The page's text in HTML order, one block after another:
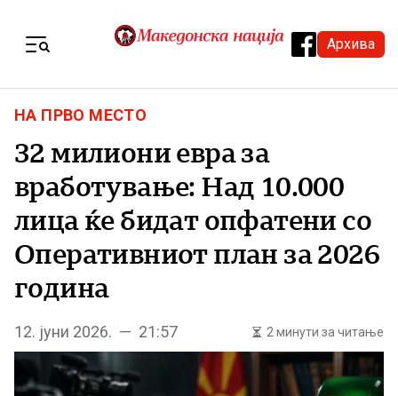
Архива
НА ПРВО МЕСТО
32 милиони евра за
вработување: Над 10.000
лица ќе бидат опфатени со
Оперативниот план за 2026
година
12. јуни 2026. — 21:57 2 минути за читање